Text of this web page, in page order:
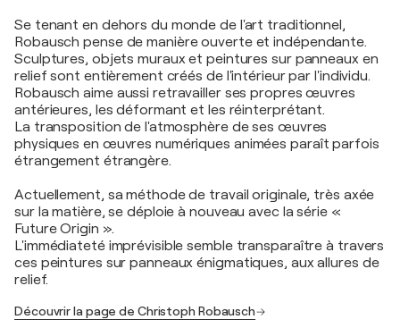
Se tenant en dehors du monde de l'art traditionnel,
Robausch pense de manière ouverte et indépendante.
Sculptures, objets muraux et peintures sur panneaux en
relief sont entièrement créés de l'intérieur par l'individu.
Robausch aime aussi retravailler ses propres œuvres
antérieures, les déformant et les réinterprétant.
La transposition de l'atmosphère de ses œuvres
physiques en œuvres numériques animées paraît parfois
étrangement étrangère.
Actuellement, sa méthode de travail originale, très axée
sur la matière, se déploie à nouveau avec la série «
Future Origin ».
L'immédiateté imprévisible semble transparaître à travers
ces peintures sur panneaux énigmatiques, aux allures de
relief.
Découvrir la page de Christoph Robausch